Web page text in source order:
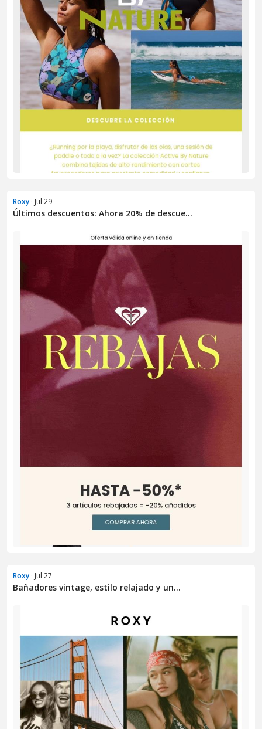
Roxy · Jul 29
Últimos descuentos: Ahora 20% de descue...
Roxy · Jul 27
Bañadores vintage, estilo relajado y un...